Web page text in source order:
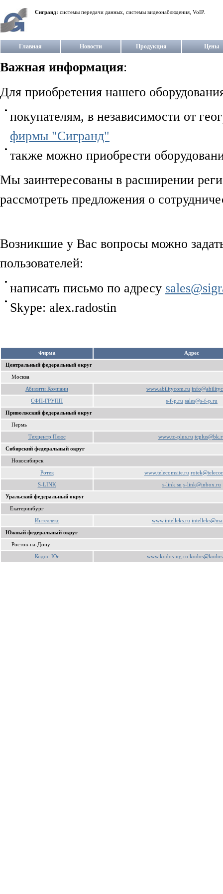
Сигранд: системы передачи данных, системы видеонаблюдения, VoIP.
Главная Новости Продукция Цены
Важная информация:
Для приобретения нашего
покупателям, в независимости от
фирмы "Сигранд"
также можно приобрести
Мы заинтересованы в расширении
рассмотреть предложения о
Возникшие у Вас вопросы можно
пользователей:
написать письмо по адресу
Skype: alex.radostin
Фирма Aдрес
Центральный федеральный округ
Москва
Абилити Компани www.abilitycom.ru
СФП-ГРУПП s-f-p.ru sales@s-f-p.ru
Приволжский федеральный округ
Пермь
Техцентр Плюс www.tc-plus.ru
Сибирский федеральный округ
Новосибирск
Ротек www.telecomsite.ru
S-LINK s-link.su s-link@inbox.ru
Уральский федеральный округ
Екатеринбург
Интеллекс www.intelleks.ru
Южный федеральный округ
Ростов-на-Дону
Кодос-Юг www.kodos-ug.ru